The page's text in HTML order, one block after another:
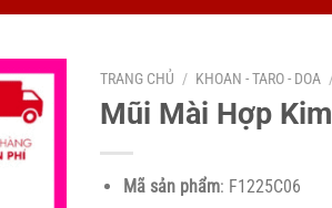
TRANG CHỦ / KHOAN - TARO - DOA
Mũi Mài Hợp
Mã sản phẩm: F1225C06